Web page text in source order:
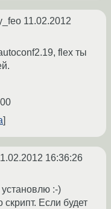
11.02.2012
flex ты
16:36:26
установлю :-)
Если будет